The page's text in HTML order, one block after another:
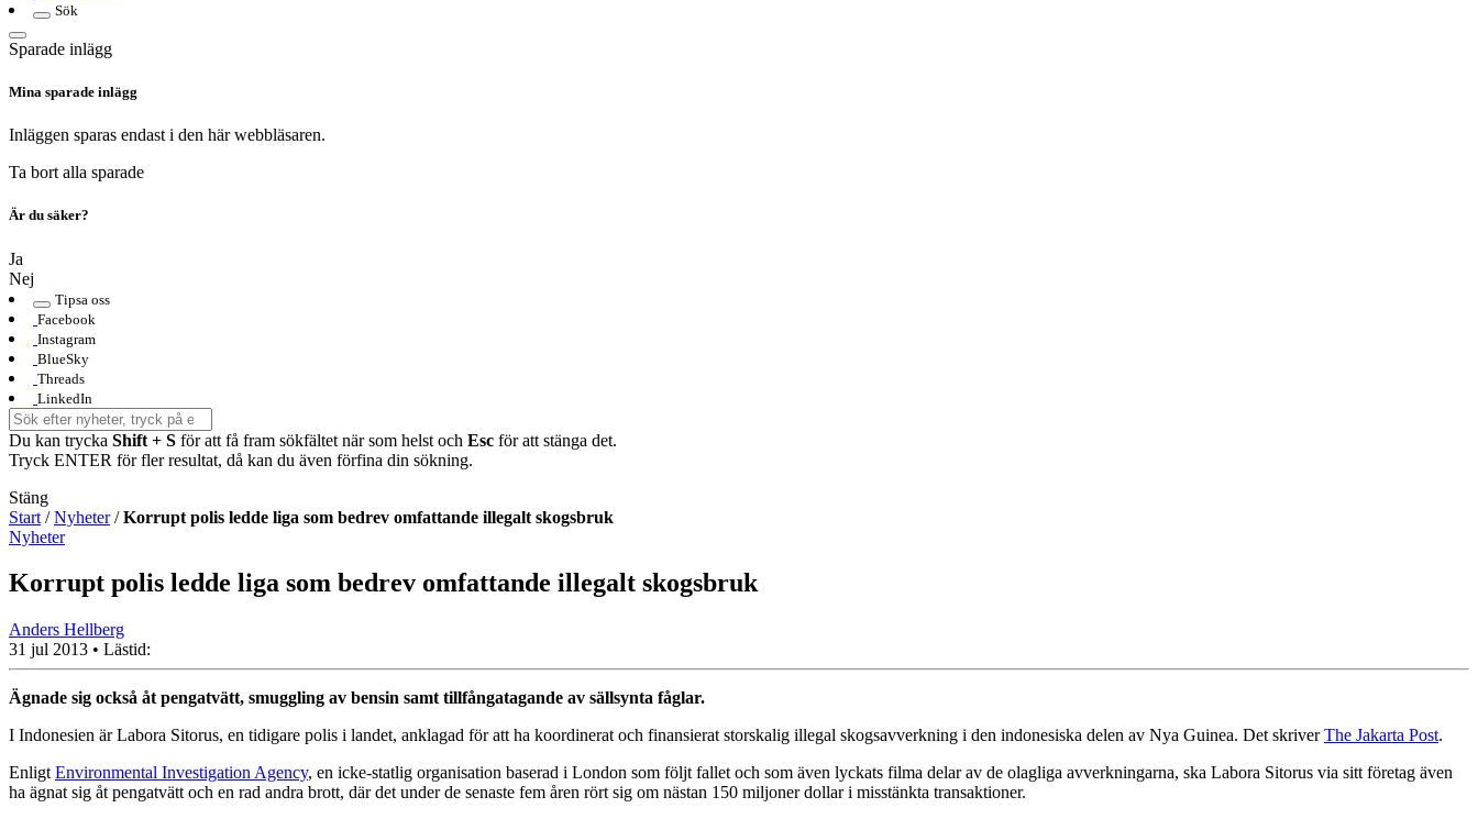
Sök
Sparade inlägg
Mina sparade inlägg
Inläggen sparas endast i den här webbläsaren.
Ta bort alla sparade
Är du säker?
Ja
Nej
Tipsa oss
Facebook
Instagram
BlueSky
Threads
LinkedIn
Du kan trycka Shift + S för att få fram sökfältet när som helst och Esc för att stänga det.
Tryck ENTER för fler resultat, då kan du även förfina din sökning.
Stäng
Start /Nyheter/Korrupt polis ledde liga som bedrev omfattande illegalt skogsbruk
Nyheter
Korrupt polis ledde liga som bedrev omfattande illegalt skogsbruk
Anders Hellberg
31 jul 2013 • Lästid:
Ägnade sig också åt pengatvätt, smuggling av bensin samt tillfångatagande av sällsynta fåglar.
I Indonesien är Labora Sitorus, en tidigare polis i landet, anklagad för att ha koordinerat och finansierat storskalig illegal skogsavverkning i den indonesiska delen av Nya Guinea. Det skriverThe Jakarta Post.
Enligt Environmental Investigation Agency, en icke-statlig organisation baserad i London som följt fallet och som även lyckats filma delar av de olagliga avverkningarna, ska Labora Sitorus via sitt företag även
ha ägnat sig åt pengatvätt och en rad andra brott, där det under de senaste fem åren rört sig om nästan 150 miljoner dollar i misstänkta transaktioner.